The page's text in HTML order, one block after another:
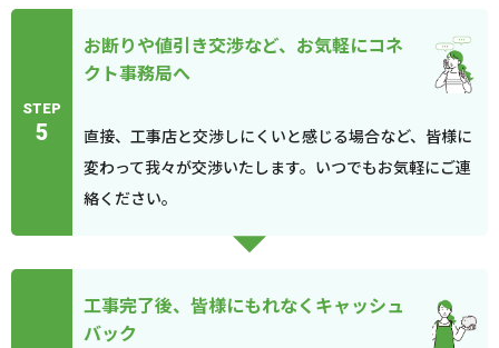
STEP
5
お断りや値引き交渉など、お気軽にコネ
クト事務局へ
直接、工事店と交渉しにくいと感じる場合など、皆様に
変わって我々が交渉いたします。いつでもお気軽にご連
絡ください。
工事完了後、皆様にもれなくキャッシュ
バック